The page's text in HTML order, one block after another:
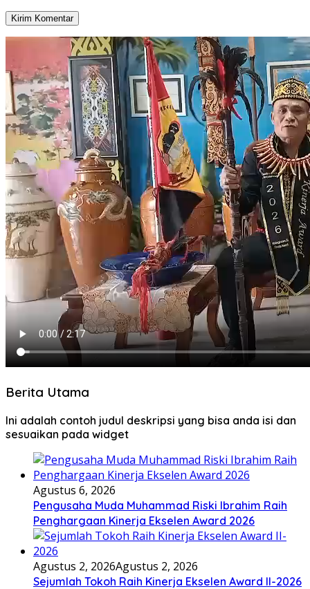
Berita Utama
Ini adalah contoh judul deskripsi yang bisa anda isi dan
sesuaikan pada widget
Agustus 6, 2026
Pengusaha Muda Muhammad Riski Ibrahim Raih
Penghargaan Kinerja Ekselen Award 2026
Agustus 2, 2026Agustus 2, 2026
Sejumlah Tokoh Raih Kinerja Ekselen Award II-2026